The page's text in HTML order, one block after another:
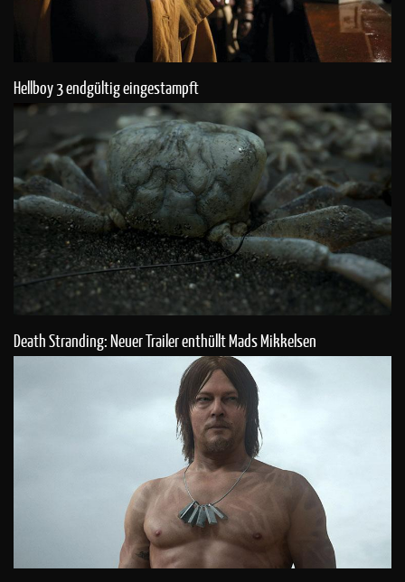
Hellboy 3 endgültig eingestampft
Death Stranding: Neuer Trailer enthüllt Mads Mikkelsen